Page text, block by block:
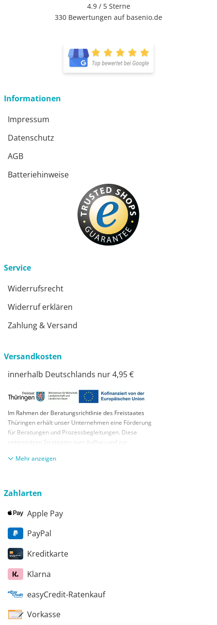
4.9 / 5Sterne
330 Bewertungen auf basenio.de
öffnet in neuem Fenster
Informationen
Impressum
Datenschutz
AGB
Batteriehinweise
Service
Widerrufsrecht
Widerruf erklären
Zahlung & Versand
Versandkosten
innerhalb Deutschlands nur 4,95 €
Im Rahmen der Beratungsrichtlinie des Freistaates
Thüringen erhält unser Unternehmen eine Förderung
für Beratungen und Prozessbegleitungen. Diese
unterstützen Strategien zum Aufbau und zur
KMUs. Die daraus resultierenden Ergebnisse und
aus Mitteln des Europäischen Sozialfonds Plus und
anzeigen
Zahlarten
Apple Pay
PayPal
Kreditkarte
Klarna
easyCredit-Ratenkauf
Vorkasse